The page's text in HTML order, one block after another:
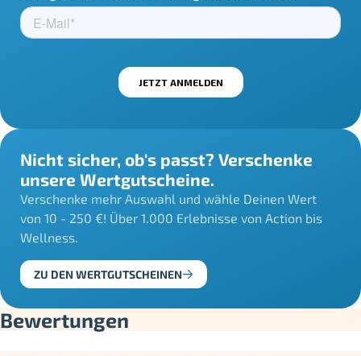
Nicht sicher, ob's passt? Verschenke
unsere Wertgutscheine.
Verschenke mehr Auswahl und wähle Deinen Wert
von 10 - 250 €! Über 1.000 Erlebnisse von Action bis
Wellness.
ZU DEN WERTGUTSCHEINEN
Bewertungen